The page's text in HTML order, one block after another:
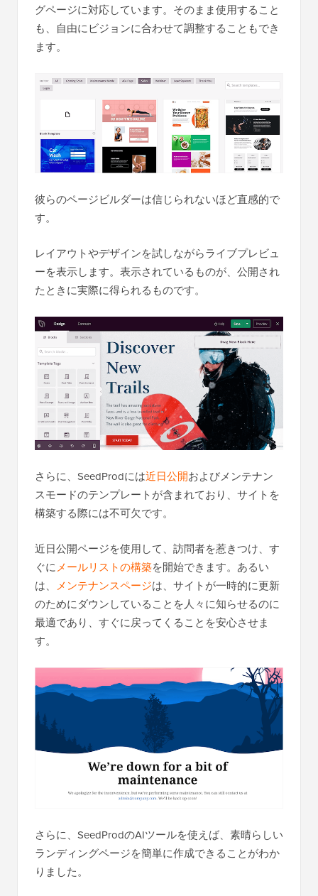
グページに対応しています。そのまま使用すること
も、自由にビジョンに合わせて調整することもでき
ます。
彼らのページビルダーは信じられないほど直感的で
す。
レイアウトやデザインを試しながらライブプレビュ
ーを表示します。表示されているものが、公開され
たときに実際に得られるものです。
さらに、SeedProdには近日公開およびメンテナン
スモードのテンプレートが含まれており、サイトを
構築する際には不可欠です。
近日公開ページを使用して、訪問者を惹きつけ、す
ぐにメールリストの構築を開始できます。あるい
は、 メンテナンスページは、サイトが一時的に更新
のためにダウンしていることを人々に知らせるのに
最適であり、すぐに戻ってくることを安心させま
す。
さらに、SeedProdのAIツールを使えば、素晴らしい
ランディングページを簡単に作成できることがわか
りました。